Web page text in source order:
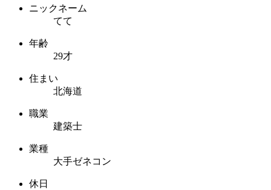
ニックネーム
てて
年齢
29才
住まい
北海道
職業
建築士
業種
大手ゼネコン
休日